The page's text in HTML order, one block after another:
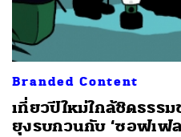
Branded Content
เที่ยวปีใหม่ใกล้ชิดธรร
ยุงรบกวนกับ ‘ซอฟเฟล
ค้นหา
SHARE TWEET